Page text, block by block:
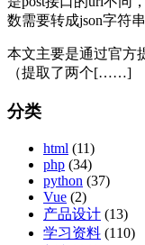
数需要转成json字符
本文主要是通过官方
（提取了两个[……]
分类
html (11)
php (34)
python (37)
Vue (2)
产品设计 (13)
学习资料 (110)